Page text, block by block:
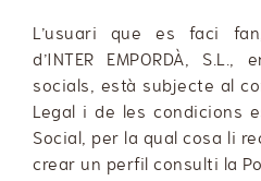
L’usuari que es faci
d’INTER EMPORDÀ,
socials, està subjecte al
Legal i de les condicions
Social, per la qual cosa li
crear un perfil consulti la